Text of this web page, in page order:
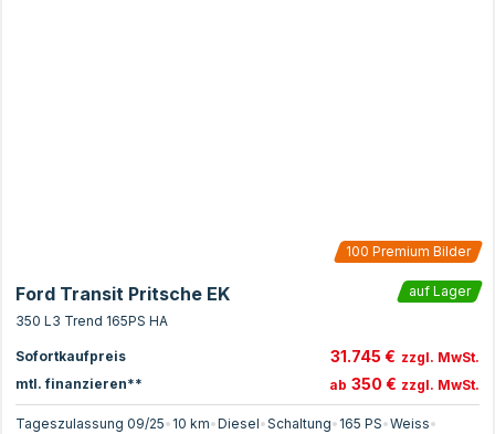
100 Premium Bilder
Ford Transit Pritsche EK
auf Lager
350 L3 Trend 165PS HA
Sofortkaufpreis 31.745 € zzgl. MwSt.
mtl. finanzieren**
ab 350 € zzgl. MwSt.
Tageszulassung 09/25• 10 km•Diesel•Schaltung• 165 PS•Weiss•